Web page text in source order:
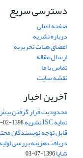
دسترسی سریع
صفحه اصلی
درباره نشریه
اعضای هیات تحریریه
ارسال مقاله
تماس با ما
نقشه سایت
آخرین اخبار
محدودیت قرار گرفتن بیش
نمایه ISC نشریه 1398-02-02
قابل توجه نویسندگان
دریافت هزینه بررسی
شاپا1396-07-03